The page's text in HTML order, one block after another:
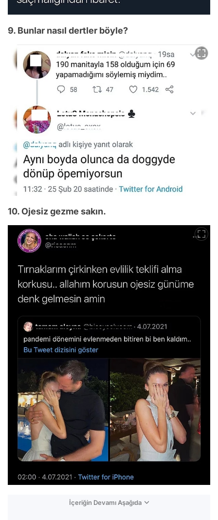
9. Bunlar nasıl dertler böyle?
10. Ojesiz gezme sakın.
İçeriğin Devamı Aşağıda